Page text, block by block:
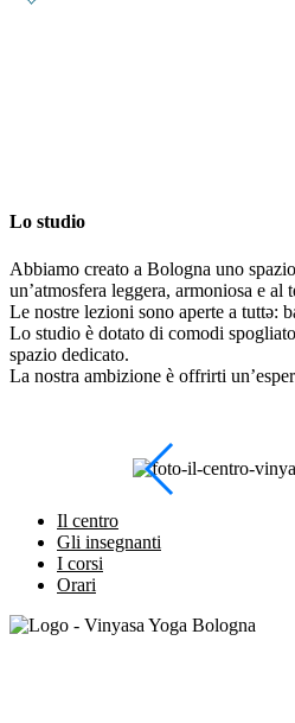
Lo studio
Abbiamo creato a Bologna uno
un’atmosfera leggera, armoniosa e al
Le nostre lezioni sono aperte a tuttə:
Lo studio è dotato di comodi
spazio dedicato.
La nostra ambizione è offrirti
Il centro
Gli insegnanti
I corsi
Orari